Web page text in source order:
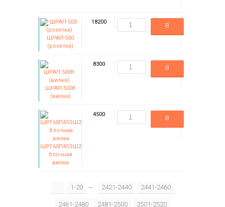
ШРАП-500
(розетка)
18200
В
ШРАП-500К
(вилка)
8300
В
ШРГ60П45ЭШ2
блочная
вилка
4500
В
1-20 2421-2440 2441-2460
2461-2480 2481-2500 2501-2520